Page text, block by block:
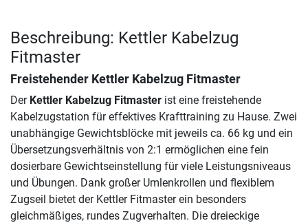
Beschreibung: Kettler Kabelzug
Fitmaster
Freistehender Kettler Kabelzug Fitmaster
Der Kettler Kabelzug Fitmaster ist eine freistehende
Kabelzugstation für effektives Krafttraining zu Hause. Zwei
unabhängige Gewichtsblöcke mit jeweils ca. 66 kg und ein
Übersetzungsverhältnis von 2:1 ermöglichen eine fein
dosierbare Gewichtseinstellung für viele Leistungsniveaus
und Übungen. Dank großer Umlenkrollen und flexiblem
Zugseil bietet der Kettler Fitmaster ein besonders
gleichmäßiges, rundes Zugverhalten. Die dreieckige